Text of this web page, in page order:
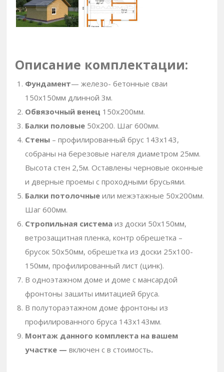
Описание комплектации:
Фундамент— железо- бетонные сваи
150х150мм длинной 3м.
Обвязочный венец 150х200мм.
Балки половые 50х200. Шаг 600мм.
Стены – профилированный брус 143х143,
собраны на березовые нагеля диаметром 25мм.
Высота стен 2,5м. Оставлены черновые оконные
и дверные проемы с проходными брусьями.
Балки потолочные или межэтажные 50х200мм.
Шаг 600мм.
Стропильная система из доски 50х150мм,
ветрозащитная пленка, контр обрешетка –
брусок 50х50мм, обрешетка из доски 25х100-
150мм, профилированный лист (цинк).
В одноэтажном доме и доме с мансардой
фронтоны зашиты имитацией бруса.
В полутораэтажном доме фронтоны из
профилированного бруса 143х143мм.
Монтаж данного комплекта на вашем
участке —включен с в стоимость.